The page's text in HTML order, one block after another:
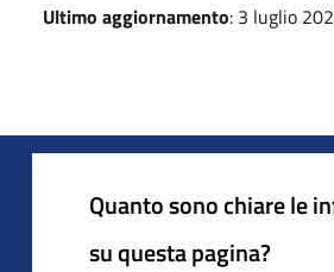
Ultimo aggiornamento: 3 luglio
Quanto sono chiare le
su questa pagina?